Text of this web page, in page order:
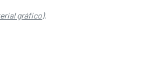
gráfico).